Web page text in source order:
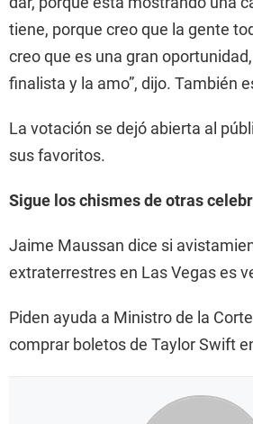
tiene, porque creo que la gente
creo que es una gran
finalista y la amo”, dijo. También
La votación se dejó abierta al
sus favoritos.
Sigue los chismes de otras
Jaime Maussan dice si
extraterrestres en Las Vegas es
Piden ayuda a Ministro de la
comprar boletos de Taylor Swift